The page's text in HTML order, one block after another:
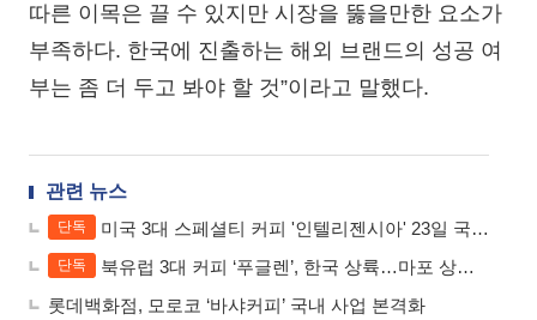
따른 이목은 끌 수 있지만 시장을 뚫을만한 요소가
부족하다. 한국에 진출하는 해외 브랜드의 성공 여
부는 좀 더 두고 봐야 할 것”이라고 말했다.
관련 뉴스
단독 미국 3대 스페셜티 커피 '인텔리젠시아' 23일 국내 상륙...글로벌 1호 매장
단독
북유럽 3대 커피 ‘푸글렌’, 한국 상륙…마포 상수동에 1호점
롯데백화점, 모로코 ‘바샤커피’ 국내 사업 본격화